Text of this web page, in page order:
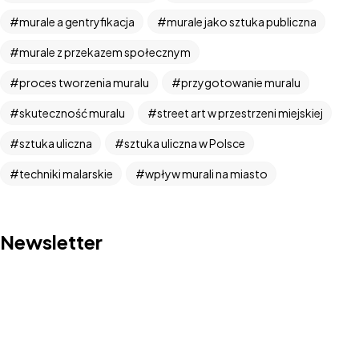
murale a gentryfikacja murale jako sztuka publiczna
murale z przekazem społecznym
proces tworzenia muralu przygotowanie muralu
skuteczność muralu street art w przestrzeni miejskiej
sztuka uliczna sztuka uliczna w Polsce
techniki malarskie wpływ murali na miasto
Newsletter